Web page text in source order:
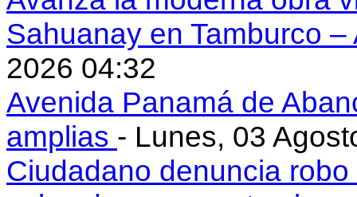
Sahuanay en Tamburco
2026 04:32
Avenida Panamá de
amplias - Lunes, 03
Ciudadano denuncia